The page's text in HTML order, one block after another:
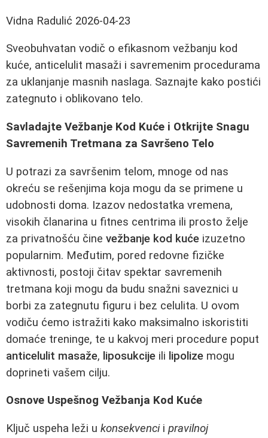
Vidna Radulić 2026-04-23
Sveobuhvatan vodič o efikasnom vežbanju kod
kuće, anticelulit masaži i savremenim procedurama
za uklanjanje masnih naslaga. Saznajte kako postići
zategnuto i oblikovano telo.
Savladajte Vežbanje Kod Kuće i Otkrijte Snagu
Savremenih Tretmana za Savršeno Telo
U potrazi za savršenim telom, mnoge od nas
okreću se rešenjima koja mogu da se primene u
udobnosti doma. Izazov nedostatka vremena,
visokih članarina u fitnes centrima ili prosto želje
za privatnošću čine vežbanje kod kuće izuzetno
popularnim. Međutim, pored redovne fizičke
aktivnosti, postoji čitav spektar savremenih
tretmana koji mogu da budu snažni saveznici u
borbi za zategnutu figuru i bez celulita. U ovom
vodiču ćemo istražiti kako maksimalno iskoristiti
domaće treninge, te u kakvoj meri procedure poput
anticelulit masaže, liposukcije ili lipolize mogu
doprineti vašem cilju.
Osnove Uspešnog Vežbanja Kod Kuće
Ključ uspeha leži u konsekvencii pravilnoj